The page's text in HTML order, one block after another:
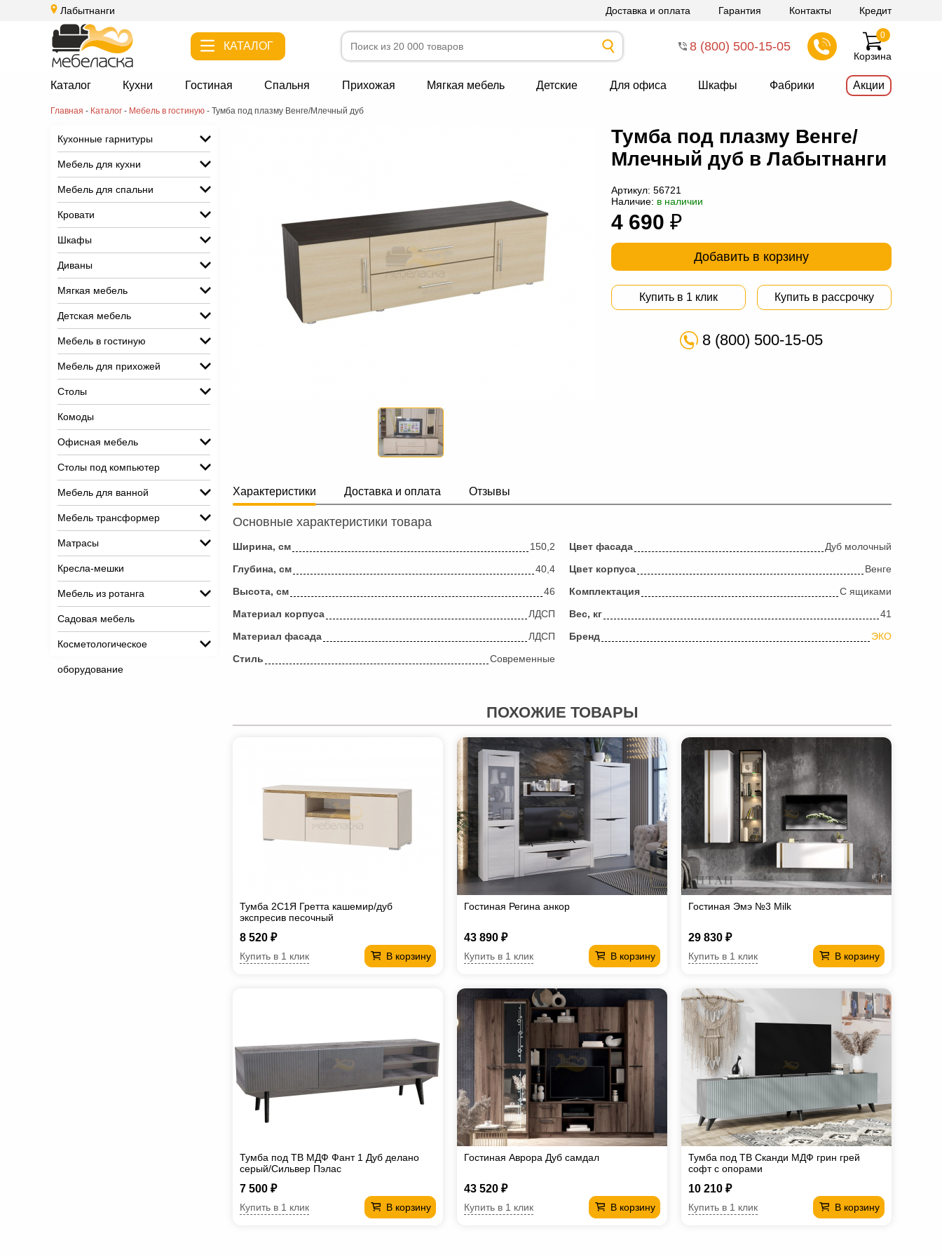
Лабытнанги Доставка и оплата Гарантия Контакты Кредит
КАТАЛОГ 8 (800) 500-15-05
Корзина
0
Каталог Кухни Гостиная Спальня Прихожая Мягкая мебель Детские Для офиса Шкафы Фабрики Акции
Главная - Каталог - Мебель в гостиную - Тумба под плазму Венге/Млечный дуб
Кухонные гарнитуры
Мебель для кухни
Мебель для спальни
Кровати
Шкафы
Диваны
Мягкая мебель
Детская мебель
Мебель в гостиную
Мебель для прихожей
Столы
Комоды
Офисная мебель
Столы под компьютер
Мебель для ванной
Мебель трансформер
Матрасы
Кресла-мешки
Мебель из ротанга
Садовая мебель
Косметологическое
оборудование
Тумба под плазму Венге/
Млечный дуб в Лабытнанги
Артикул: 56721
Наличие: в наличии
4 690 ₽
Добавить в корзину
Купить в 1 клик Купить в рассрочку
8 (800) 500-15-05
Характеристики Доставка и оплата Отзывы
Основные характеристики товара
Ширина, см
150,2
Глубина, см
40,4
Высота, см
46
Материал корпуса
ЛДСП
Материал фасада
ЛДСП
Стиль
Современные
Цвет фасада
Дуб молочный
Цвет корпуса
Венге
Комплектация
С ящиками
Вес, кг
41
Бренд
ЭКО
ПОХОЖИЕ ТОВАРЫ
Тумба 2С1Я Гретта кашемир/дуб
экспресив песочный
8 520 ₽
В корзину
Купить в 1 клик
Гостиная Регина анкор
43 890 ₽
В корзину
Купить в 1 клик
Гостиная Эмэ №3 Milk
29 830 ₽
В корзину
Купить в 1 клик
Тумба под ТВ МДФ Фант 1 Дуб делано
серый/Сильвер Пэлас
7 500 ₽
В корзину
Купить в 1 клик
Гостиная Аврора Дуб самдал
43 520 ₽
В корзину
Купить в 1 клик
Тумба под ТВ Сканди МДФ грин грей
софт с опорами
10 210 ₽
В корзину
Купить в 1 клик